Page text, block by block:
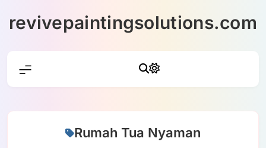
revivepaintingsolutions.com
Rumah Tua Nyaman